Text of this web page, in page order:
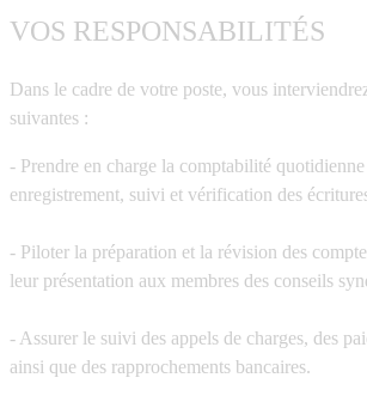
VOS RESPONSABILITÉS
Dans le cadre de votre poste, vous
suivantes :
- Prendre en charge la comptabilité
enregistrement, suivi et vérification des
- Piloter la préparation et la révision des
leur présentation aux membres des conseils
- Assurer le suivi des appels de charges, des
ainsi que des rapprochements bancaires.